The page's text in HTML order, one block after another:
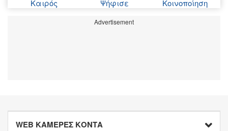
Καιρός Ψήφισε Κοινοποίηση
Advertisement
WEB ΚΑΜΕΡΕΣ ΚΟΝΤΑ